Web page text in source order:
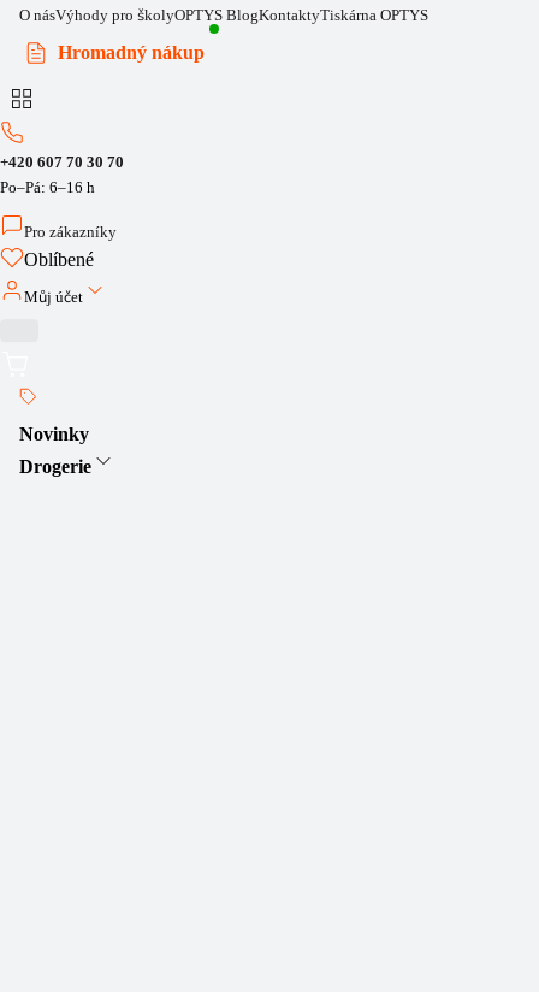
O násVýhody pro školyOPTYS BlogKontaktyTiskárna OPTYS
Hromadný nákup
+420 607 70 30 70
Po–Pá: 6–16 h
Pro zákazníky
Oblíbené
Můj účet
Novinky
Drogerie